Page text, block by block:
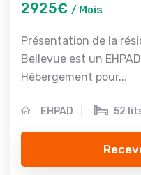
2925€ / Mois
Présentation de la
Bellevue est un
Hébergement pour...
EHPAD 52